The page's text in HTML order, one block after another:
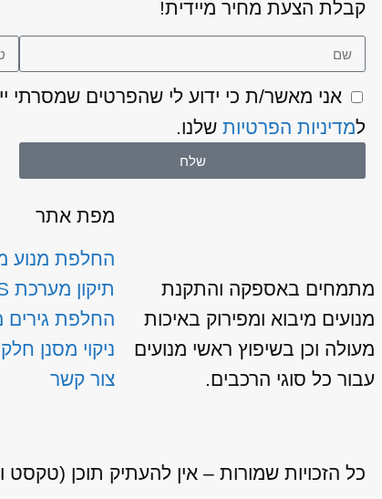
קבלת הצעת מחיר מיידית!
למדיניות הפרטיות שלנו.
שלח
מתמחים באספקה והתקנת
מנועים מיבוא ומפירוק באיכות
מעולה וכן בשיפוץ ראשי מנועים
עבור כל סוגי הרכבים.
מפת אתר
החלפת מנוע
תיקון מערכת ABS
החלפת גירים
ניקוי מסנן
צור קשר
כל הזכויות שמורות – אין להעתיק תוכן